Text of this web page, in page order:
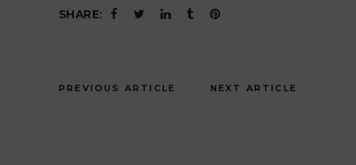
SHARE:
PREVIOUS ARTICLE NEXT ARTICLE